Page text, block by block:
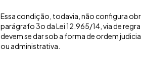
Essa condição, todavia, não configura
parágrafo 3o da Lei 12.965/14, via de
devem se dar sob a forma de ordem
ou administrativa.